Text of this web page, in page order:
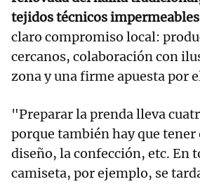
tejidos técnicos
claro compromiso local:
cercanos, colaboración con
zona y una firme apuesta por
"Preparar la prenda lleva
porque también hay que tener
diseño, la confección, etc. En
camiseta, por ejemplo, se